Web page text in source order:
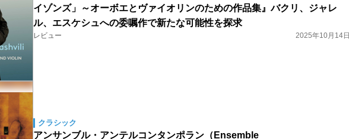
イゾンズ」～オーボエとヴァイオリンのための作品集』バクリ、ジャレ
ル、エスケシュへの委嘱作で新たな可能性を探求
レビュー 2025年10月14日
クラシック
アンサンブル・アンテルコンタンポラン（Ensemble